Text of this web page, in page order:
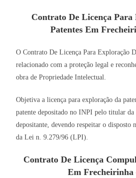
Contrato De Licença Para
Patentes Em
O Contrato De Licença Para Exploração
relacionado com a proteção legal e
obra de Propriedade Intelectual.
Objetiva a licença para exploração da
patente depositado no INPI pelo titular da
depositante, devendo respeitar o disposto
da Lei n. 9.279/96 (LPI).
Contrato De Licença
Em Frecheirinha